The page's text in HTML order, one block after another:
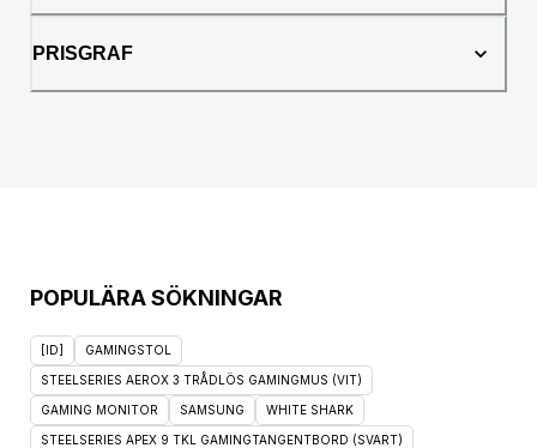
PRISGRAF
POPULÄRA SÖKNINGAR
[ID] GAMINGSTOL
STEELSERIES AEROX 3 TRÅDLÖS GAMINGMUS (VIT)
GAMING MONITOR SAMSUNG WHITE SHARK
STEELSERIES APEX 9 TKL GAMINGTANGENTBORD (SVART)